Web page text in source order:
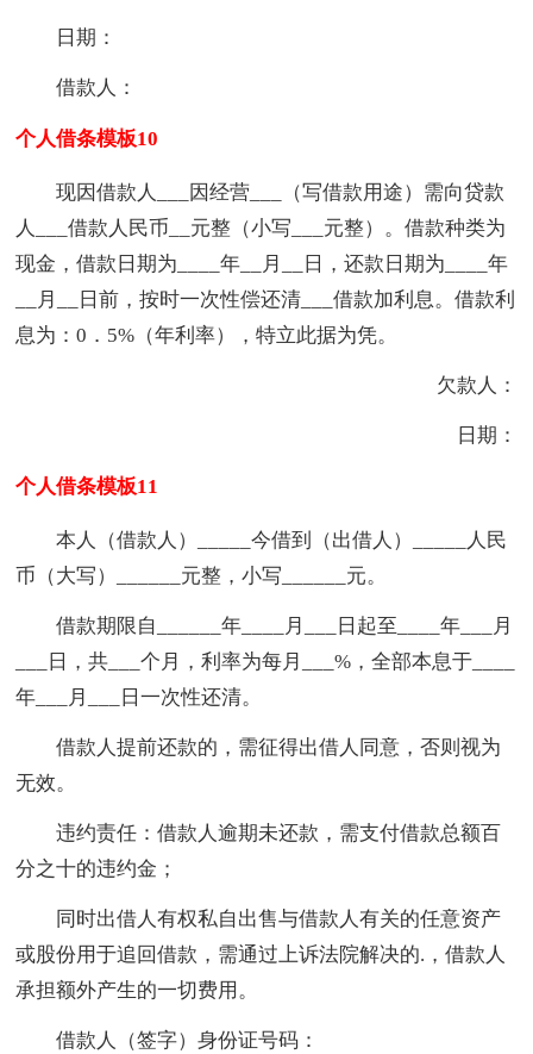
日期：
借款人：
个人借条模板10
现因借款人___因经营___（写借款用途）需向贷款
人___借款人民币__元整（小写___元整）。借款种类为
现金，借款日期为____年__月__日，还款日期为____年
__月__日前，按时一次性偿还清___借款加利息。借款利
息为：0．5%（年利率），特立此据为凭。
欠款人：
日期：
个人借条模板11
本人（借款人）_____今借到（出借人）_____人民
币（大写）______元整，小写______元。
借款期限自______年____月___日起至____年___月
___日，共___个月，利率为每月___%，全部本息于____
年___月___日一次性还清。
借款人提前还款的，需征得出借人同意，否则视为
无效。
违约责任：借款人逾期未还款，需支付借款总额百
分之十的违约金；
同时出借人有权私自出售与借款人有关的任意资产
或股份用于追回借款，需通过上诉法院解决的.，借款人
承担额外产生的一切费用。
借款人（签字）身份证号码：